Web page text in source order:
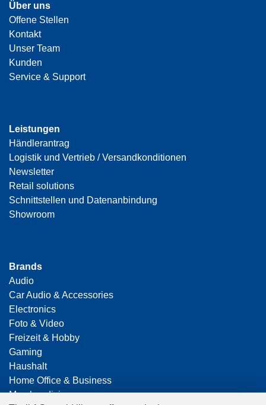
Über uns
Offene Stellen
Kontakt
Unser Team
Kunden
Service & Support
Leistungen
Händlerantrag
Logistik und Vertrieb / Versandkonditionen
Newsletter
Retail solutions
Schnittstellen und Datenanbindung
Showroom
Brands
Audio
Car Audio & Accessories
Electronics
Foto & Video
Freizeit & Hobby
Gaming
Haushalt
Home Office & Business
Merchandising